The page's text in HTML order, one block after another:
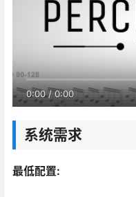
0:00/0:00
系统需求
最低配置: